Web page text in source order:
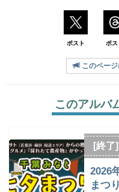
ポスト ポス
このページ
このアルバ
[終了
2026
まつ